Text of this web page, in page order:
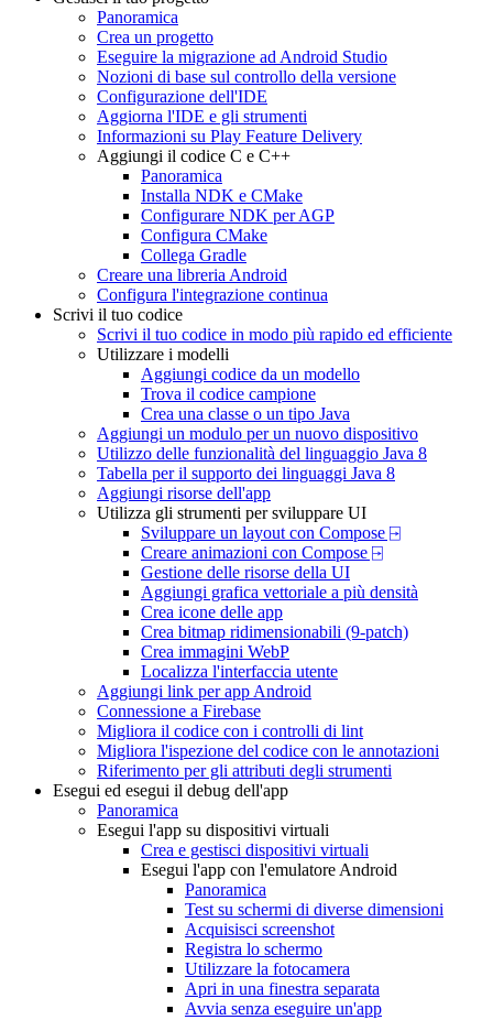
Panoramica
Crea un progetto
Eseguire la migrazione ad Android Studio
Nozioni di base sul controllo della versione
Configurazione dell'IDE
Aggiorna l'IDE e gli strumenti
Informazioni su Play Feature Delivery
Aggiungi il codice C e C++
Panoramica
Installa NDK e CMake
Configurare NDK per AGP
Configura CMake
Collega Gradle
Creare una libreria Android
Configura l'integrazione continua
Scrivi il tuo codice
Scrivi il tuo codice in modo più rapido ed efficiente
Utilizzare i modelli
Aggiungi codice da un modello
Trova il codice campione
Crea una classe o un tipo Java
Aggiungi un modulo per un nuovo dispositivo
Utilizzo delle funzionalità del linguaggio Java 8
Tabella per il supporto dei linguaggi Java 8
Aggiungi risorse dell'app
Utilizza gli strumenti per sviluppare UI
Sviluppare un layout con Compose ⍈
Creare animazioni con Compose ⍈
Gestione delle risorse della UI
Aggiungi grafica vettoriale a più densità
Crea icone delle app
Crea bitmap ridimensionabili (9-patch)
Crea immagini WebP
Localizza l'interfaccia utente
Aggiungi link per app Android
Connessione a Firebase
Migliora il codice con i controlli di lint
Migliora l'ispezione del codice con le annotazioni
Riferimento per gli attributi degli strumenti
Esegui ed esegui il debug dell'app
Panoramica
Esegui l'app su dispositivi virtuali
Crea e gestisci dispositivi virtuali
Esegui l'app con l'emulatore Android
Panoramica
Test su schermi di diverse dimensioni
Acquisisci screenshot
Registra lo schermo
Utilizzare la fotocamera
Apri in una finestra separata
Avvia senza eseguire un'app